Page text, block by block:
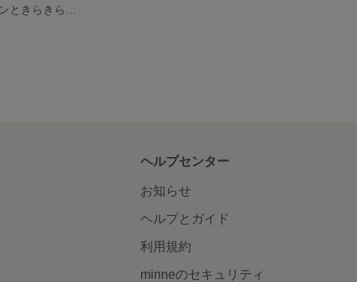
ヘルプセンター
お知らせ
ヘルプとガイド
利用規約
minneのセキュリティ